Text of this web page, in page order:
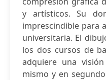
y artísticos. Su
imprescindible para
universitaria. El
los dos cursos de
adquiere una
mismo y en